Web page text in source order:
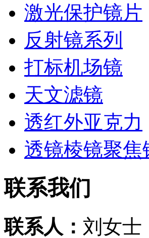
激光保护镜片
反射镜系列
打标机场镜
天文滤镜
透红外亚克力
透镜棱镜聚焦
联系我们
联系人： 刘女士